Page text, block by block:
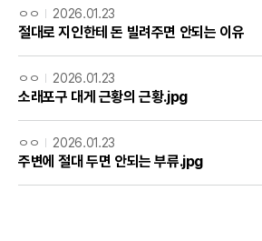
ㅇㅇ 2026.01.23
절대로 지인한테 돈 빌려주면 안되는 이유
ㅇㅇ 2026.01.23
소래포구 대게 근황의 근황.jpg
ㅇㅇ 2026.01.23
주변에 절대 두면 안되는 부류.jpg